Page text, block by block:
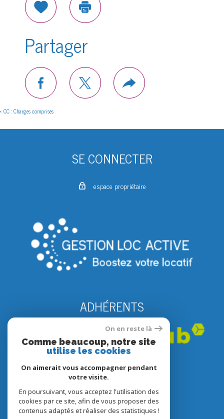
SélectionnerImprimer
Partager
facebooktwitter Plus
de
* CC : Charges comprises
SE CONNECTER
espace propriétaire
ADHÉRENTS
© 2022
Tous droits réservés
Traduction powered by Google
Nos honoraires
On en reste là
Comme beaucoup, notre site
utilise les cookies
On aimerait vous accompagner pendant
votre visite.
En poursuivant, vous acceptez l'utilisation des
cookies par ce site, afin de vous proposer des
contenus adaptés et réaliser des statistiques !